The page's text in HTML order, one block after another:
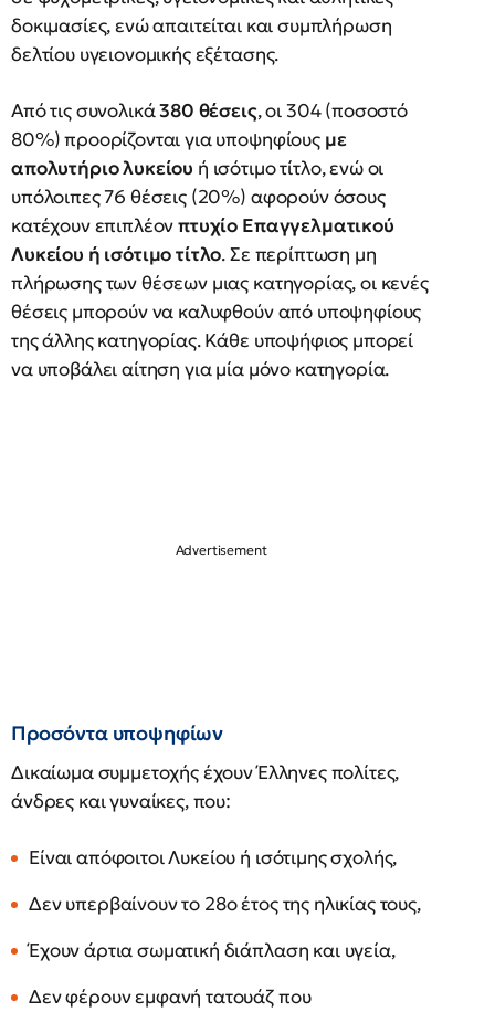
δοκιμασίες, ενώ απαιτείται και συμπλήρωση
δελτίου υγειονομικής εξέτασης.
Από τις συνολικά380 θέσεις, οι 304 (ποσοστό
80%) προορίζονται για υποψηφίουςμε
απολυτήριο λυκείου ή ισότιμο τίτλο, ενώ οι
υπόλοιπες 76 θέσεις (20%) αφορούν όσους
κατέχουν επιπλέονπτυχίο Επαγγελματικού
Λυκείου ή ισότιμο τίτλο. Σε περίπτωση μη
πλήρωσης των θέσεων μιας κατηγορίας, οι κενές
θέσεις μπορούν να καλυφθούν από υποψηφίους
της άλλης κατηγορίας. Κάθε υποψήφιος μπορεί
να υποβάλει αίτηση για μία μόνο κατηγορία.
Προσόντα υποψηφίων
Δικαίωμα συμμετοχής έχουν Έλληνες πολίτες,
άνδρες και γυναίκες, που:
Είναι απόφοιτοι Λυκείου ή ισότιμης σχολής,
Δεν υπερβαίνουν το 28ο έτος της ηλικίας τους,
Έχουν άρτια σωματική διάπλαση και υγεία,
Δεν φέρουν εμφανή τατουάζ που